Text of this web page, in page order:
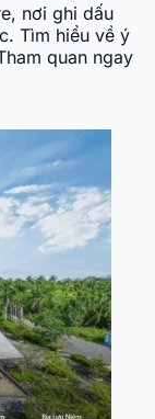
nơi ghi dấu
Tìm hiểu về ý
quan ngay